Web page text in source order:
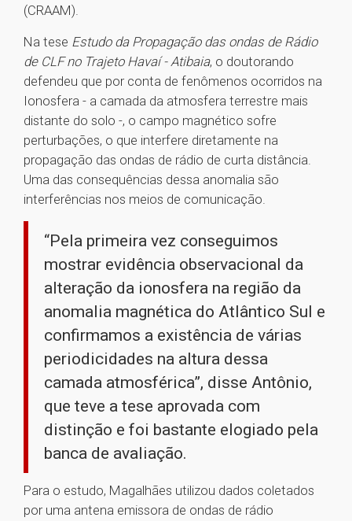
(CRAAM).
Na tese Estudo da Propagação das ondas de Rádio
de CLF no Trajeto Havaí - Atibaia, o doutorando
defendeu que por conta de fenômenos ocorridos na
Ionosfera - a camada da atmosfera terrestre mais
distante do solo -, o campo magnético sofre
perturbações, o que interfere diretamente na
propagação das ondas de rádio de curta distância.
Uma das consequências dessa anomalia são
interferências nos meios de comunicação.
“Pela primeira vez conseguimos
mostrar evidência observacional da
alteração da ionosfera na região da
anomalia magnética do Atlântico Sul e
confirmamos a existência de várias
periodicidades na altura dessa
camada atmosférica”, disse Antônio,
que teve a tese aprovada com
distinção e foi bastante elogiado pela
banca de avaliação.
Para o estudo, Magalhães utilizou dados coletados
por uma antena emissora de ondas de rádio